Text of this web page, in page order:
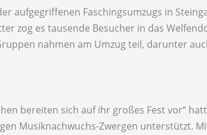
aufgegriffenen Faschingsumzugs in
zog es tausende Besucher in das
nahmen am Umzug teil, darunter
bereiten sich auf ihr großes Fest vor“
Musiknachwuchs-Zwergen unterstützt.